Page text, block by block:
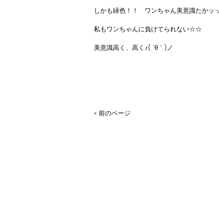
しかも緑色！！ ワンちゃん美意識たかッッ
私もワンちゃんに負けてられない☆☆
美意識高く、高く♪( ´θ｀)ノ
« 前のページ